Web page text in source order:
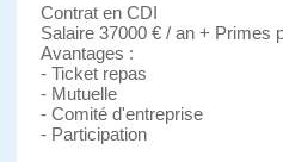
Contrat en CDI
Salaire 37000 € / an + Primes
Avantages :
- Ticket repas
- Mutuelle
- Comité d'entreprise
- Participation